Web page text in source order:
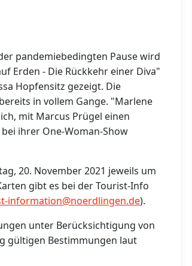
pandemiebedingten Pause wird
Erden - Die Rückkehr einer Diva"
Hopfensitz gezeigt. Die
in vollem Gange. "Marlene
mit Marcus Prügel einen
ihrer One-Woman-Show
20. November 2021 jeweils um
gibt es bei der Tourist-Info
information@noerdlingen.de).
unter Berücksichtigung von
gültigen Bestimmungen laut
Bauzeichner/Bautechniker